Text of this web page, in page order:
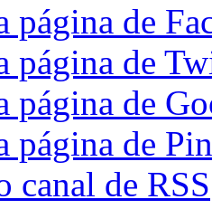
página de
página de
página de
página de
canal de RSS